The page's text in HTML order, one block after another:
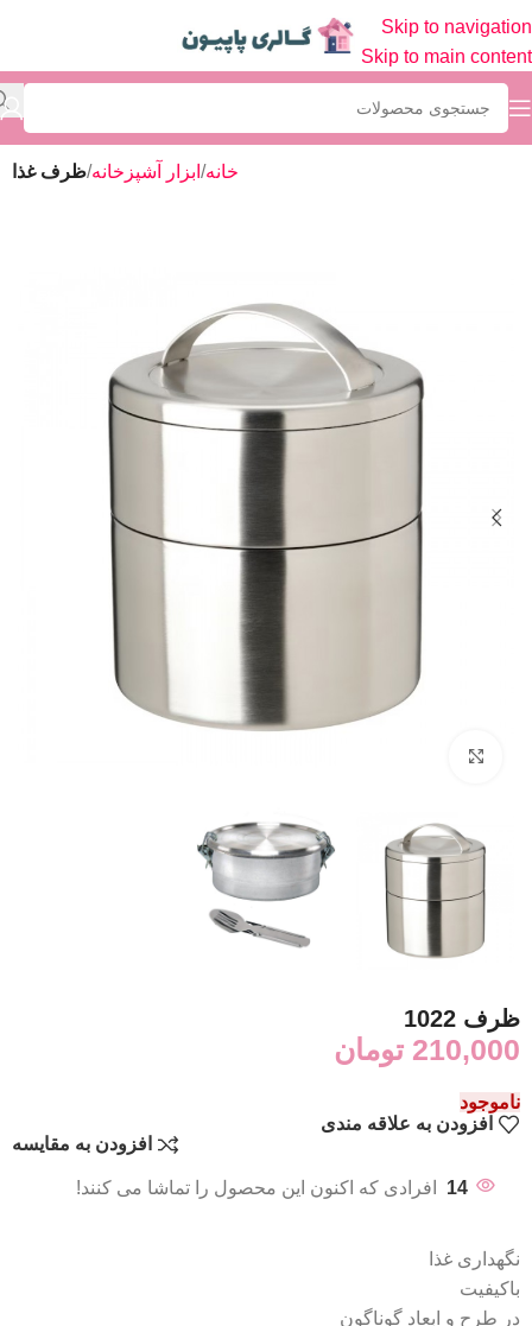
Skip to navigation
Skip to main content
خانه ابزار آشپزخانه ظرف غذا
ظرف 1022
210,000 تومان
ناموجود
افزودن به علاقه مندی
افزودن به مقایسه
14 افرادی که اکنون این محصول را تماشا می کنند!
نگهداری غذا
باکیفیت
در طرح و ابعاد گوناگون